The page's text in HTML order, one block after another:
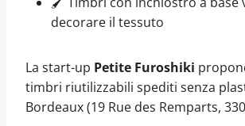
decorare il tessuto
La start-up Petite Furoshiki
timbri riutilizzabili spediti senza
Bordeaux (19 Rue des Remparts,